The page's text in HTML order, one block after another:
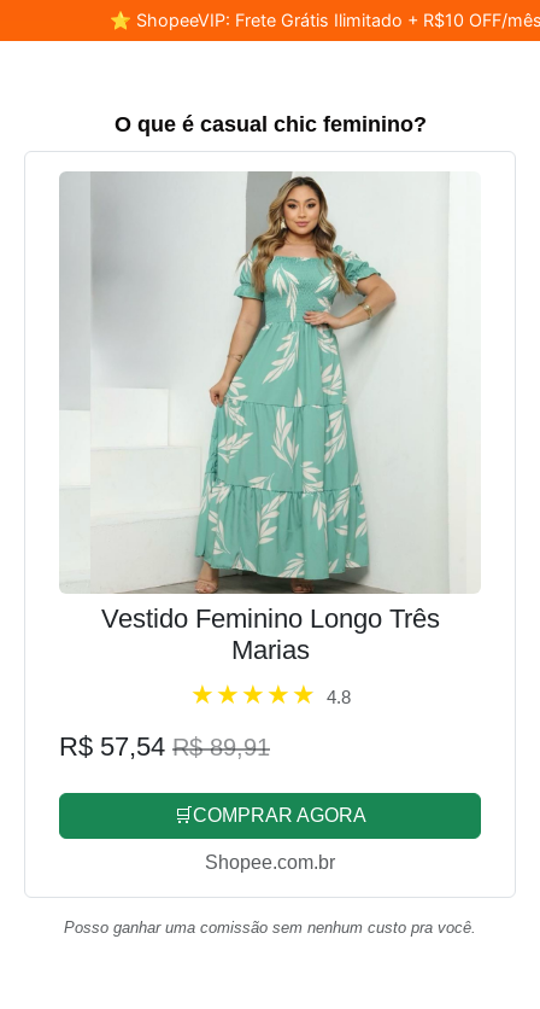
⭐ ShopeeVIP: Frete Grátis Ilimitado + R$10 OFF/
O que é casual chic feminino?
Vestido Feminino Longo Três
Marias
4.8
R$ 57,54 R$ 89,91
🛒COMPRAR AGORA
Shopee.com.br
Posso ganhar uma comissão sem nenhum custo pra você.